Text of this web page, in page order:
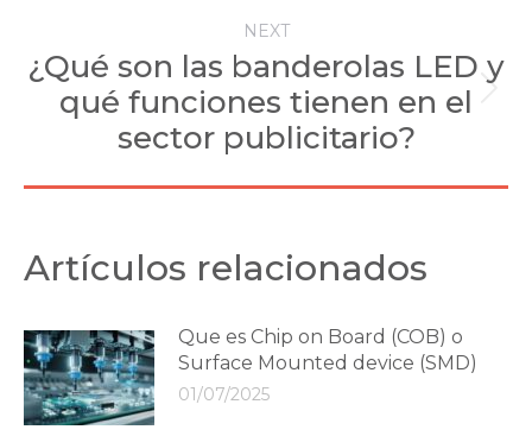
NEXT
Next
post:
¿Qué son las banderolas LED y
qué funciones tienen en el
sector publicitario?
Artículos relacionados
Que es Chip on Board (COB) o
Surface Mounted device (SMD)
01/07/2025